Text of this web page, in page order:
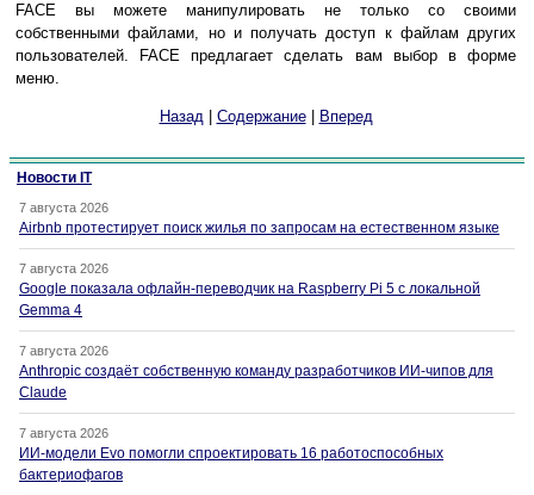
FACE вы можете манипулировать не только со своими
собственными файлами, но и получать доступ к файлам других
пользователей. FACE предлагает сделать вам выбор в форме
меню.
Назад| Содержание| Вперед
Новости IT
7 августа 2026
Airbnb протестирует поиск жилья по запросам на естественном языке
7 августа 2026
Google показала офлайн-переводчик на Raspberry Pi 5 с локальной
Gemma 4
7 августа 2026
Anthropic создаёт собственную команду разработчиков ИИ-чипов для
Claude
7 августа 2026
ИИ-модели Evo помогли спроектировать 16 работоспособных
бактериофагов